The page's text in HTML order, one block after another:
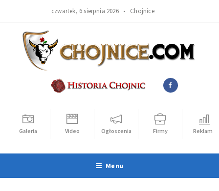
czwartek, 6 sierpnia 2026 • Chojnice
Galeria Video Ogłoszenia Firmy Reklama
Menu